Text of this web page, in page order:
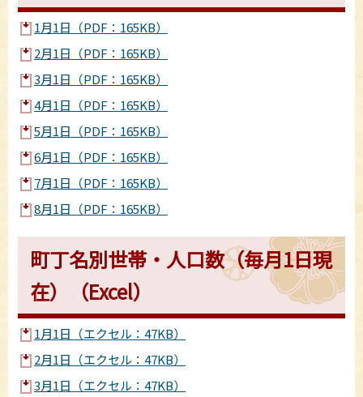
1月1日（PDF：165KB）
2月1日（PDF：165KB）
3月1日（PDF：165KB）
4月1日（PDF：165KB）
5月1日（PDF：165KB）
6月1日（PDF：165KB）
7月1日（PDF：165KB）
8月1日（PDF：165KB）
町丁名別世帯・人口数（毎月1日現
在）（Excel）
1月1日（エクセル：47KB）
2月1日（エクセル：47KB）
3月1日（エクセル：47KB）